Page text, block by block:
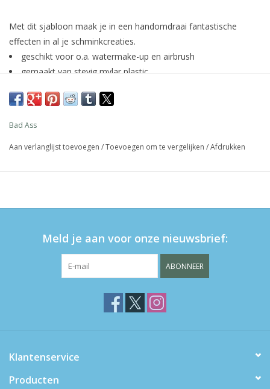
Met dit sjabloon maak je in een handomdraai fantastische
effecten in al je schminkcreaties.
geschikt voor o.a. watermake-up en airbrush
gemaakt van stevig mylar plastic
Bad Ass
Aan verlanglijst toevoegen /Toevoegen om te vergelijken /Afdrukken
Meld je aan voor onze nieuwsbrief:
ABONNEER
Klantenservice
Producten